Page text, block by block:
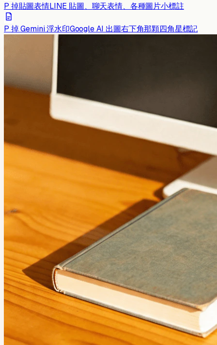
P 掉貼圖表情LINE 貼圖、聊天表情、各種圖片小標註
P 掉 Gemini 浮水印Google AI 出圖右下角那顆四角星標記